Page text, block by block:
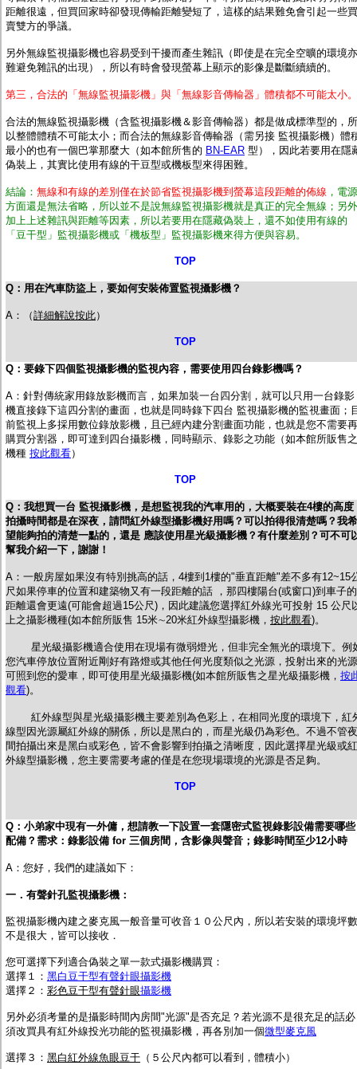
距離很遠，但買回家時卻發現傳輸距離變短了，這樣的結果難免會引起一些買
賣雙方的爭議。
另外無線監視攝影機也容易受到干擾而產生雜訊（即使是在完全空曠的環境亦
難避免雜訊的出現），所以有時會發現螢幕上顯示的影像是斷斷續續的。
第三，合法的「無線監視攝影機」與「無線影音傳輸器」體積都不可能太小。
合法的無線監視攝影機（含監視攝影機＆影音傳輸器）都是做成標準型的，所
以整體體積不可能太小；而合法的無線影音傳輸器（需另接 監視攝影機）體
最小的也有一個巴掌那麼大（如本館所售的 BN-EAR 型），因此若要用在隱
偽裝上，其實比使用有線的干豆型或機板型來得困難。
結論： 無線和有線的差別僅在於節省監視攝影機到螢幕這段距離的佈線 ，電源
方面還是無法省略，所以並不是說無線監視攝影機就是真正的完全無線；另外
加上上述雜訊與距離等因素，所以若要用在隱藏偽裝上，還不如使用有線的
「豆干型」監視攝影機或「機板型」監視攝影機來得方便與容易。
TOP
Q：用在汽車防盜上，要如何安裝佈置監視攝影機？
A：（詳細解說按此）
TOP
Q：要錄下四個監視攝影機的監視內容，需要使用四台錄影機嗎？
A： 針對傳統家用錄放影機而言，如果加裝一台四分割，就可以只用一台錄影
機直接錄下這四分割的畫面，也就是同時錄下四台 監視攝影機的監視畫面；
前監視上多採用數位錄放影機，且已經內建分割畫面功能，也就是您不需要再
購買分割器，即可達到四台攝影機，同時顯示、錄影之功能（如本館所販售之
機種 按此觀看）
TOP
Q： 我想買一台 監視攝影機，是想監視我的汽車用的，大概要裝在4樓的高度
拍攝時間都是在深夜，請問紅外線型攝影機好用嗎？可以拍得很清楚嗎？我希
望能夠拍的清楚一點的，還是 應該使用星光級攝影機？有什麼差別？可不可
幫我介紹一下，謝謝！
A：一般房屋如果沒有特別挑高的話，4樓到1樓的"垂直距離"差不多有12~15
尺如果停車的位置和建築物又有一段距離的話 ，那四樓陽台(或窗口)到車子的
距離還會更遠(可能會超過15公尺)，因此建議您選擇紅外線光可投射 15 公尺
上之攝影機種(如本館所販售 15米∼20米紅外線型攝影機， 按此觀看)。
星光級攝影機適合使用在現場有微弱燈光，但非完全無光的環境下。例
您汽車停放位置附近剛好有路燈或其他任何光度類似之光源，投射出來的光源
可照到您的愛車，即可使用星光級攝影機(如本館所販售之星光級攝影機， 按
觀看)。
紅外線型與星光級攝影機主要差別為色彩上，在相同光度的環境下，紅
線型因光源屬紅外線的關係，所以是黑白的，而星光級仍為彩色。不過不管夜
間拍攝出來是黑白或彩色，皆不會影響到拍攝之清晰度，因此選擇星光級或紅
外線型攝影機，您主要需要考慮的僅是在您現場環境的光源是否足夠。
TOP
Q： 小弟家中現有一外傭，想請教一下設置一套隱密式監視錄影設備需要哪些
配備？需求：錄影設備 for 三個房間，含影像與聲音；錄影時間至少12小時
A：您好，我們的建議如下：
一．有聲針孔監視攝影機：
監視攝影機內建之麥克風一般音量可收音１０公尺內，所以若安裝的環境坪數
不是很大，皆可以接收．
您可選擇下列適合偽裝之單一款式攝影機購買：
選擇１： 黑白豆干型有聲針眼攝影機
選擇２： 彩色豆干型有聲針眼攝影機
另外必須考量的是攝影時間內房間"光源"是否充足？若光源不是很充足的話必
須改買具有紅外線投光功能的監視攝影機，再各別加一個微型麥克風
選擇３： 黑白紅外線魚眼豆干 （５公尺內都可以看到，體積小）